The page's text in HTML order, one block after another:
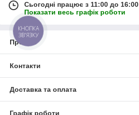
Сьогодні працює з 11:00 до 16:00
Показати весь графік роботи
Про нас
Контакти
Доставка та оплата
Графік роботи
КНОПКА
ЗВ'ЯЗКУ